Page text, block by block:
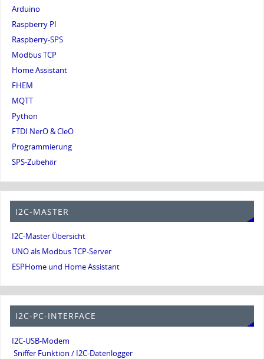
Arduino
Raspberry PI
Raspberry-SPS
Modbus TCP
Home Assistant
FHEM
MQTT
Python
FTDI NerO & CleO
Programmierung
SPS-Zubehör
I2C-MASTER
I2C-Master Übersicht
UNO als Modbus TCP-Server
ESPHome und Home Assistant
I2C-PC-INTERFACE
I2C-USB-Modem
Sniffer Funktion / I2C-Datenlogger